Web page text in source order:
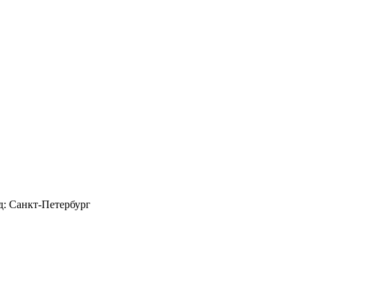
Санкт-Петербург